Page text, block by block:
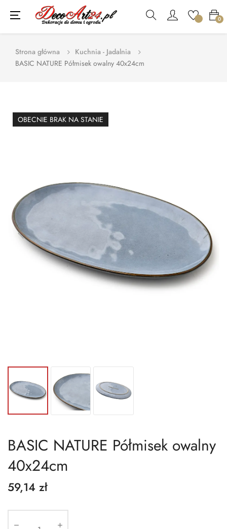
0
Toggle
navigation
☰
Strona główna
Kuchnia - Jadalnia
BASIC NATURE Półmisek owalny 40x24cm
OBECNIE BRAK NA STANIE
BASIC NATURE Półmisek owalny
40x24cm
59,14 zł